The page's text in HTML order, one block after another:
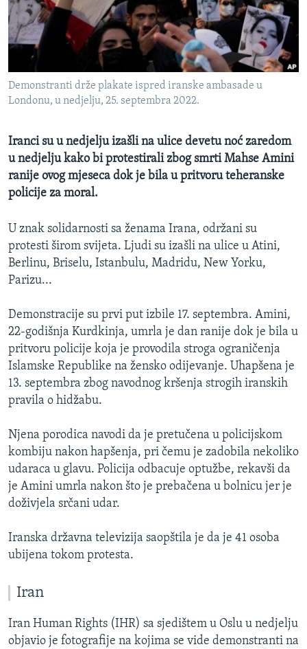
MAGAZIN
O GLASU AMERIKE
Learning English
Jezici
Demonstranti drže plakate ispred iranske ambasade u
Londonu, u nedjelju, 25. septembra 2022.
Iranci su u nedjelju izašli na ulice devetu noć zaredom
u nedjelju kako bi protestirali zbog smrti Mahse Amini
ranije ovog mjeseca dok je bila u pritvoru teheranske
policije za moral.
U znak solidarnosti sa ženama Irana, održani su
protesti širom svijeta. Ljudi su izašli na ulice u Atini,
Berlinu, Briselu, Istanbulu, Madridu, New Yorku,
Parizu...
Demonstracije su prvi put izbile 17. septembra. Amini,
22-godišnja Kurdkinja, umrla je dan ranije dok je bila u
pritvoru policije koja je provodila stroga ograničenja
Islamske Republike na žensko odijevanje. Uhapšena je
13. septembra zbog navodnog kršenja strogih iranskih
pravila o hidžabu.
Njena porodica navodi da je pretučena u policijskom
kombiju nakon hapšenja, pri čemu je zadobila nekoliko
udaraca u glavu. Policija odbacuje optužbe, rekavši da
je Amini umrla nakon što je prebačena u bolnicu jer je
doživjela srčani udar.
Iranska državna televizija saopštila je da je 41 osoba
ubijena tokom protesta.
Iran
Iran Human Rights (IHR) sa sjedištem u Oslu u nedjelju
objavio je fotografije na kojima se vide demonstranti na